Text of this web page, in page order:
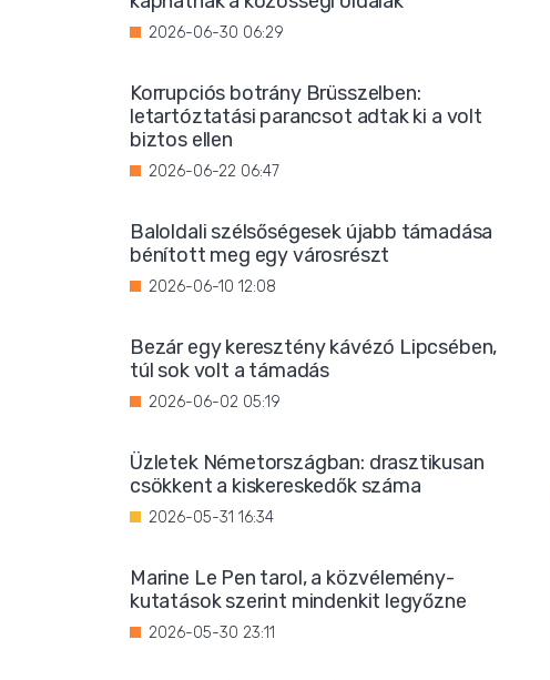
2026-06-30 06:29
Korrupciós botrány Brüsszelben:
letartóztatási parancsot adtak ki a volt
biztos ellen
2026-06-22 06:47
Baloldali szélsőségesek újabb támadása
bénított meg egy városrészt
2026-06-10 12:08
Bezár egy keresztény kávézó Lipcsében,
túl sok volt a támadás
2026-06-02 05:19
Üzletek Németországban: drasztikusan
csökkent a kiskereskedők száma
2026-05-31 16:34
Marine Le Pen tarol, a közvélemény-
kutatások szerint mindenkit legyőzne
2026-05-30 23:11